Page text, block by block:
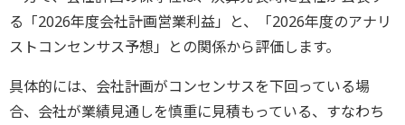
る「2026年度会社計画営業利益」と、「2026年度のアナリ
ストコンセンサス予想」との関係から評価します。
具体的には、会社計画がコンセンサスを下回っている場
合、会社が業績見通しを慎重に見積もっている、すなわち